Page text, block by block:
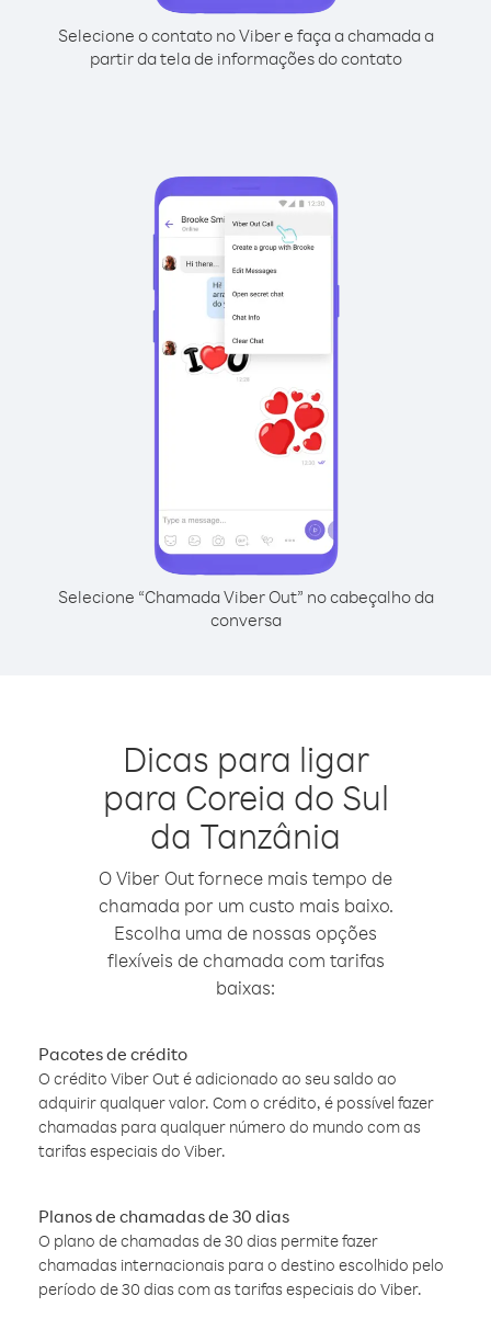
Selecione o contato no Viber e faça a chamada a
partir da tela de informações do contato
Selecione “Chamada Viber Out” no cabeçalho da
conversa
Dicas para ligar
para Coreia do Sul
da Tanzânia
O Viber Out fornece mais tempo de
chamada por um custo mais baixo.
Escolha uma de nossas opções
flexíveis de chamada com tarifas
baixas:
Pacotes de crédito
O crédito Viber Out é adicionado ao seu saldo ao
adquirir qualquer valor. Com o crédito, é possível fazer
chamadas para qualquer número do mundo com as
tarifas especiais do Viber.
Planos de chamadas de 30 dias
O plano de chamadas de 30 dias permite fazer
chamadas internacionais para o destino escolhido pelo
período de 30 dias com as tarifas especiais do Viber.